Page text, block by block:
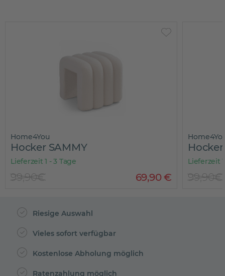
Home4You
Hocker SAMMY
Lieferzeit 1 - 3 Tage
69,90€
99,90€
Lieferzeit
99,90€
Riesige Auswahl
Vieles sofort verfügbar
Kostenlose Abholung möglich
Ratenzahlung möglich